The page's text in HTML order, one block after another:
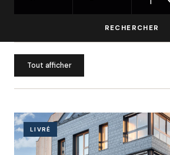
RECHERCHER
Tout afficher
LIVRÉ